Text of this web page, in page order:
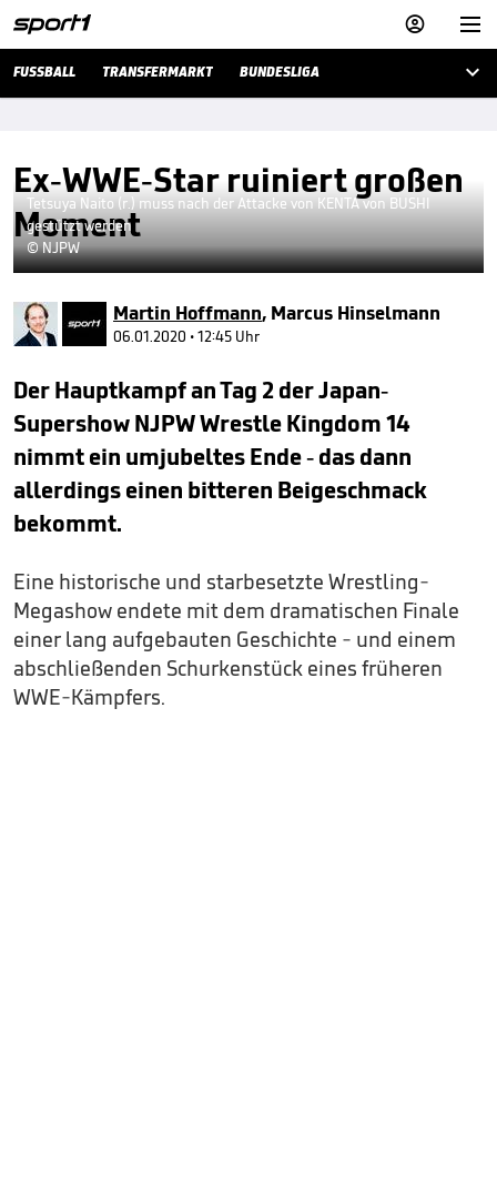


FUSSBALL TRANSFERMARKT BUNDESLIGA 
Ex-WWE-Star ruiniert großen
Moment
Tetsuya Naito (r.) muss nach der Attacke von KENTA von BUSHI
gestützt werden
© NJPW
Martin Hoffmann, Marcus Hinselmann
06.01.2020 • 12:45 Uhr
Der Hauptkampf an Tag 2 der Japan-
Supershow NJPW Wrestle Kingdom 14
nimmt ein umjubeltes Ende - das dann
allerdings einen bitteren Beigeschmack
bekommt.
Eine historische und starbesetzte Wrestling-
Megashow endete mit dem dramatischen Finale
einer lang aufgebauten Geschichte - und einem
abschließenden Schurkenstück eines früheren
WWE-Kämpfers.